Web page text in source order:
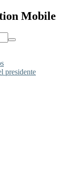
Mobile
presidente